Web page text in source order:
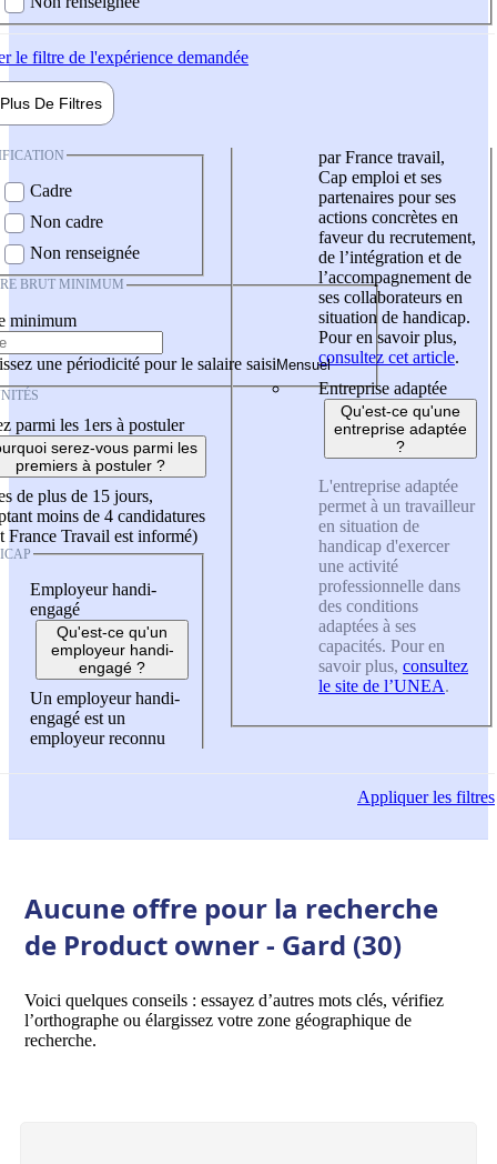
le filtre de l'expérience demandée
Plus De Filtres
Cadre
Non cadre
Non renseignée
BRUT MINIMUM
minimum
une périodicité pour le salaire saisi
parmi les 1ers à postuler
serez-vous parmi les
premiers à postuler ?
de plus de 15 jours,
moins de 4 candidatures
France Travail est informé)
Employeur handi-
engagé
Qu'est-ce qu'un
employeur handi-
engagé ?
Un employeur handi-
engagé est un
employeur reconnu
par France travail,
Cap emploi et ses
partenaires pour ses
actions concrètes en
faveur du recrutement,
de l’intégration et de
l’accompagnement de
ses collaborateurs en
situation de handicap.
Pour en savoir plus,
consultez cet article.
Entreprise adaptée
Qu'est-ce qu'une
entreprise adaptée
?
L'entreprise adaptée
permet à un travailleur
en situation de
handicap d'exercer
une activité
professionnelle dans
des conditions
adaptées à ses
capacités. Pour en
savoir plus, consultez
le site de l’UNEA.
Appliquerles filtres
Aucune offre pour la recherche
de Product owner - Gard (30)
Voici quelques conseils : essayez d’autres mots clés, vérifiez
l’orthographe ou élargissez votre zone géographique de
recherche.